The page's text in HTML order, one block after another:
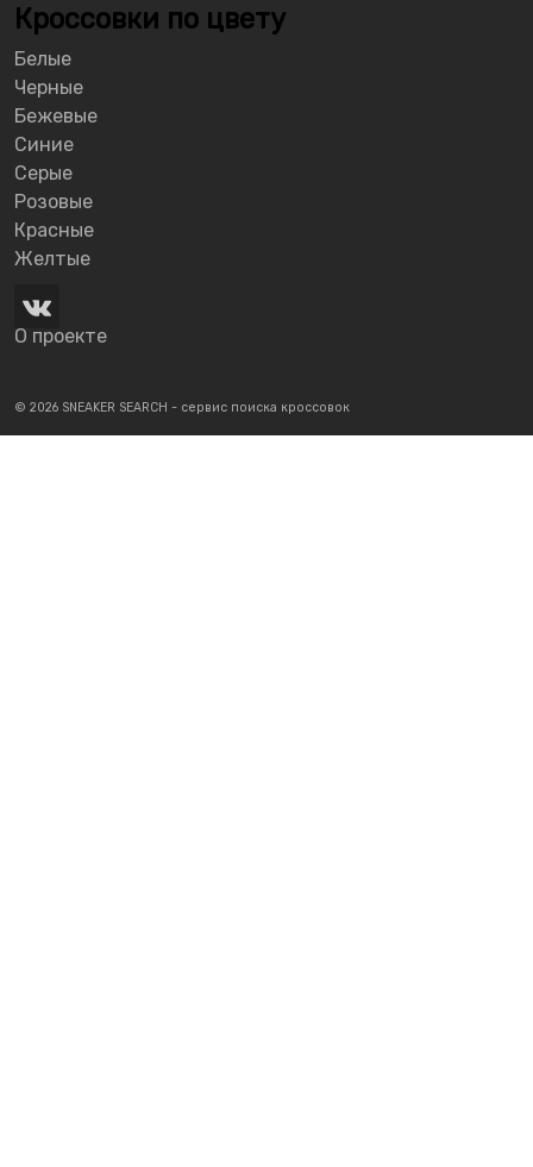
Кроссовки по цвету
Белые
Черные
Бежевые
Синие
Серые
Розовые
Красные
Желтые
О проекте
© 2026 SNEAKER SEARCH - сервис поиска кроссовок